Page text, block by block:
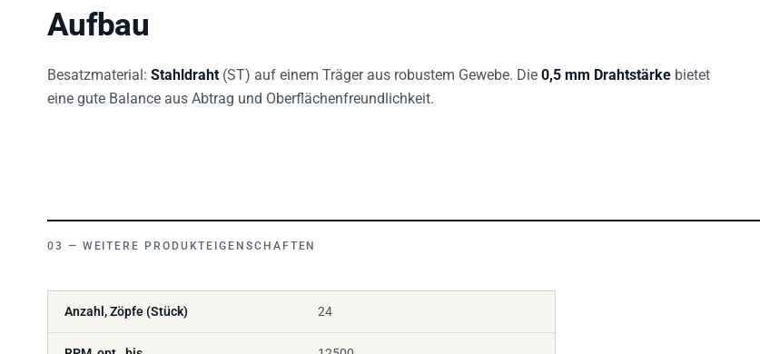
Aufbau
Besatzmaterial: Stahldraht (ST) auf einem Träger aus robustem Gewebe. Die 0,5 mm Drahtstärke bietet
eine gute Balance aus Abtrag und Oberflächenfreundlichkeit.
WEITERE PRODUKTEIGENSCHAFTEN
Anzahl, Zöpfe (Stück) 24
RPM, opt., bis 12500